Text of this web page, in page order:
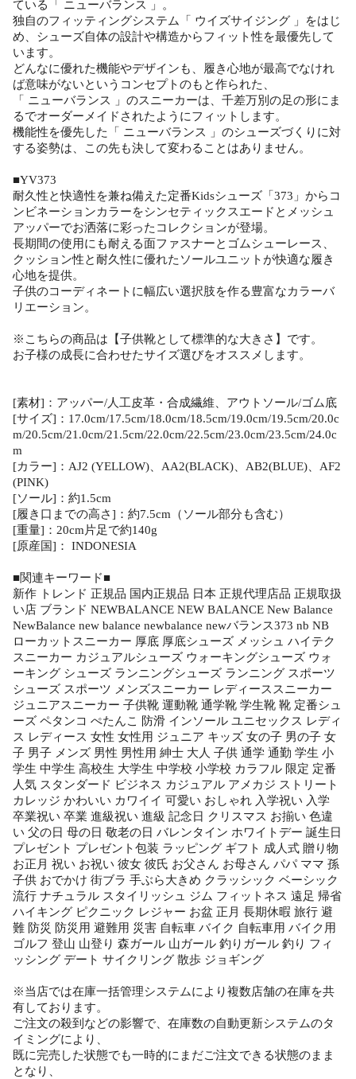
ている「 ニューバランス 」。
独自のフィッティングシステム「 ウイズサイジング 」をはじ
め、シューズ自体の設計や構造からフィット性を最優先して
います。
どんなに優れた機能やデザインも、履き心地が最高でなけれ
ば意味がないというコンセプトのもと作られた、
「 ニューバランス 」のスニーカーは、千差万別の足の形にま
るでオーダーメイドされたようにフィットします。
機能性を優先した「 ニューバランス 」のシューズづくりに対
する姿勢は、この先も決して変わることはありません。
■YV373
耐久性と快適性を兼ね備えた定番Kidsシューズ「373」からコ
ンビネーションカラーをシンセティックスエードとメッシュ
アッパーでお洒落に彩ったコレクションが登場。
長期間の使用にも耐える面ファスナーとゴムシューレース、
クッション性と耐久性に優れたソールユニットが快適な履き
心地を提供。
子供のコーディネートに幅広い選択肢を作る豊富なカラーバ
リエーション。
※こちらの商品は【子供靴として標準的な大きさ】です。
お子様の成長に合わせたサイズ選びをオススメします。
[素材]：アッパー/人工皮革・合成繊維、アウトソール/ゴム底
[サイズ]：17.0cm/17.5cm/18.0cm/18.5cm/19.0cm/19.5cm/20.0c
m/20.5cm/21.0cm/21.5cm/22.0cm/22.5cm/23.0cm/23.5cm/24.0c
m
[カラー]：AJ2 (YELLOW)、AA2(BLACK)、AB2(BLUE)、AF2
(PINK)
[ソール]：約1.5cm
[履き口までの高さ]：約7.5cm（ソール部分も含む）
[重量]：20cm片足で約140g
[原産国]： INDONESIA
■関連キーワード■
新作 トレンド 正規品 国内正規品 日本 正規代理店品 正規取扱
い店 ブランド NEWBALANCE NEW BALANCE New Balance
NewBalance new balance newbalance newバランス373 nb NB
ローカットスニーカー 厚底 厚底シューズ メッシュ ハイテク
スニーカー カジュアルシューズ ウォーキングシューズ ウォ
ーキング シューズ ランニングシューズ ランニング スポーツ
シューズ スポーツ メンズスニーカー レディーススニーカー
ジュニアスニーカー 子供靴 運動靴 通学靴 学生靴 靴 定番シュ
ーズ ペタンコ ぺたんこ 防滑 インソール ユニセックス レディ
ス レディース 女性 女性用 ジュニア キッズ 女の子 男の子 女
子 男子 メンズ 男性 男性用 紳士 大人 子供 通学 通勤 学生 小
学生 中学生 高校生 大学生 中学校 小学校 カラフル 限定 定番
人気 スタンダード ビジネス カジュアル アメカジ ストリート
カレッジ かわいい カワイイ 可愛い おしゃれ 入学祝い 入学
卒業祝い 卒業 進級祝い 進級 記念日 クリスマス お揃い 色違
い 父の日 母の日 敬老の日 バレンタイン ホワイトデー 誕生日
プレゼント プレゼント包装 ラッピング ギフト 成人式 贈り物
お正月 祝い お祝い 彼女 彼氏 お父さん お母さん パパ ママ 孫
子供 おでかけ 街ブラ 手ぶら大きめ クラッシック ベーシック
流行 ナチュラル スタイリッシュ ジム フィットネス 遠足 帰省
ハイキング ピクニック レジャー お盆 正月 長期休暇 旅行 避
難 防災 防災用 避難用 災害 自転車 バイク 自転車用 バイク用
ゴルフ 登山 山登り 森ガール 山ガール 釣りガール 釣り フィ
ッシング デート サイクリング 散歩 ジョギング
※当店では在庫一括管理システムにより複数店舗の在庫を共
有しております。
ご注文の殺到などの影響で、在庫数の自動更新システムのタ
イミングにより、
既に完売した状態でも一時的にまだご注文できる状態のまま
となり、